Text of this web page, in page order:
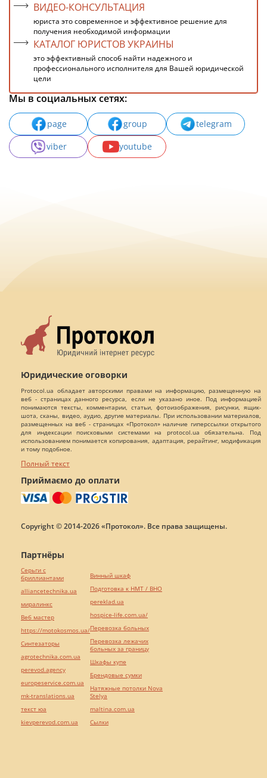
ВИДЕО-КОНСУЛЬТАЦИЯ
юриста это современное и эффективное решение для
получения необходимой информации
КАТАЛОГ ЮРИСТОВ УКРАИНЫ
это эффективный способ найти надежного и
профессионального исполнителя для Вашей юридической
цели
Мы в социальных сетях:
page group
telegram
viber
youtube
Юридические оговорки
Protocol.ua обладает авторскими правами на информацию, размещенную на
веб - страницах данного ресурса, если не указано иное. Под информацией
понимаются тексты, комментарии, статьи, фотоизображения, рисунки, ящик-
шота, сканы, видео, аудио, другие материалы. При использовании материалов,
размещенных на веб - страницах «Протокол» наличие гиперссылки открытого
для индексации поисковыми системами на protocol.ua обязательна. Под
использованием понимается копирования, адаптация, рерайтинг, модификация
и тому подобное.
Полный текст
Приймаємо до оплати
Copyright © 2014-2026 «Протокол». Все права защищены.
Партнёры
Серьги с
бриллиантами
alliancetechnika.ua
миралинкс
Веб мастер
https://motokosmos.ua/
Синтезаторы
agrotechnika.com.ua
perevod.agency
europeservice.com.ua
mk-translations.ua
текст юа
kievperevod.com.ua
Винный шкаф
Подготовка к НМТ / ВНО
pereklad.ua
hospice-life.com.ua/
Перевозка больных
Перевозка лежачих
больных за границу
Шкафы купе
Брендовые сумки
Натяжные потолки Nova
Stelya
maltina.com.ua
Cылки